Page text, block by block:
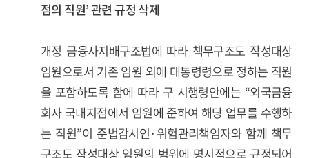
점의 직원’ 관련 규정 삭제
개정 금융사지배구조법에 따라 책무구조도 작성대상
임원으로서 기존 임원 외에 대통령령으로 정하는 직원
을 포함하도록 함에 따라 구 시행령안에는 “외국금융
회사 국내지점에서 임원에 준하여 해당 업무를 수행하
는 직원”이 준법감시인·위험관리책임자와 함께 책무
구조도 작성대상 임원의 범위에 명시적으로 규정되어